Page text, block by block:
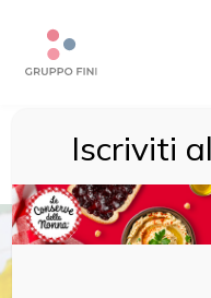
RICETTE/
SPINACI SU CREMA DI
Iscriviti